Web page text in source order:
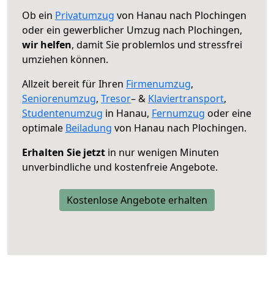
Ob ein Privatumzug von Hanau nach Plochingen
oder ein gewerblicher Umzug nach Plochingen,
wir helfen, damit Sie problemlos und stressfrei
umziehen können.
Allzeit bereit für Ihren Firmenumzug,
Seniorenumzug, Tresor– & Klaviertransport,
Studentenumzug in Hanau, Fernumzug oder eine
optimale Beiladung von Hanau nach Plochingen.
Erhalten Sie jetzt in nur wenigen Minuten
unverbindliche und kostenfreie Angebote.
Kostenlose Angebote erhalten